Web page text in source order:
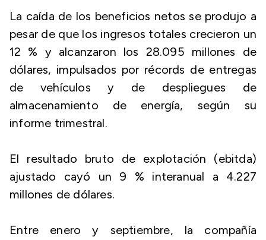
La caída de los beneficios netos se produjo a
pesar de que los ingresos totales crecieron un
12 % y alcanzaron los 28.095 millones de
dólares, impulsados por récords de entregas
de vehículos y de despliegues de
almacenamiento de energía, según su
informe trimestral.
El resultado bruto de explotación (ebitda)
ajustado cayó un 9 % interanual a 4.227
millones de dólares.
Entre enero y septiembre, la compañía